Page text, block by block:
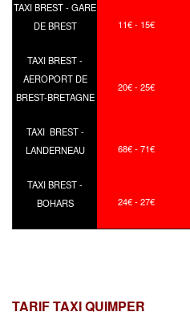
TAXI BREST - GARE
DE BREST
11€ - 15€
TAXI BREST -
AEROPORT DE
BREST-BRETAGNE
20€ - 25€
TAXI BREST -
LANDERNEAU
68€ - 71€
TAXI BREST -
BOHARS
24€ - 27€
TARIF TAXI QUIMPER